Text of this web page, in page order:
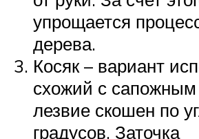
упрощается
дерева.
Косяк – вариант
схожий с
лезвие скошен по
градусов. Заточка